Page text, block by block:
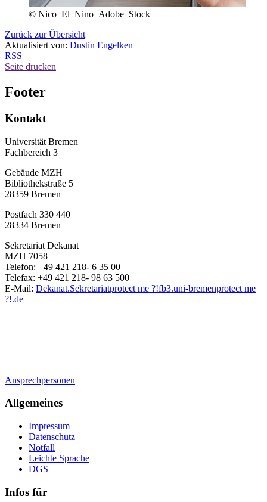
© Nico_El_Nino_Adobe_Stock
Zurück zur Übersicht
Aktualisiert von: Dustin Engelken
RSS
Seite drucken
Footer
Kontakt
Universität Bremen
Fachbereich 3
Gebäude MZH
Bibliothekstraße 5
28359 Bremen
Postfach 330 440
28334 Bremen
Sekretariat Dekanat
MZH 7058
Telefon: +49 421 218- 6 35 00
Telefax: +49 421 218- 98 63 500
E-Mail: Dekanat.Sekretariatprotect me ?!fb3.uni-bremenprotect me
?!.de
Ansprechpersonen
Allgemeines
Impressum
Datenschutz
Notfall
Leichte Sprache
DGS
Infos für